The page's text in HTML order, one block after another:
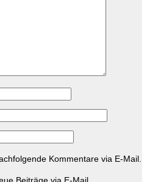
Kommentare via E-Mail.